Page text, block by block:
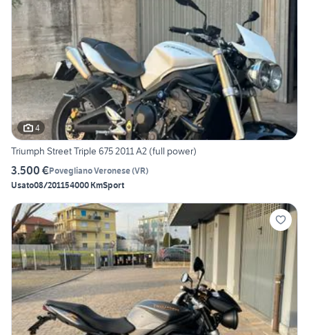
4
Triumph Street Triple 675 2011 A2 (full power)
3.500 €Povegliano Veronese(VR)
Usato08/201154000 KmSport